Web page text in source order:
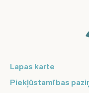
Lapas karte
Piekļūstamības